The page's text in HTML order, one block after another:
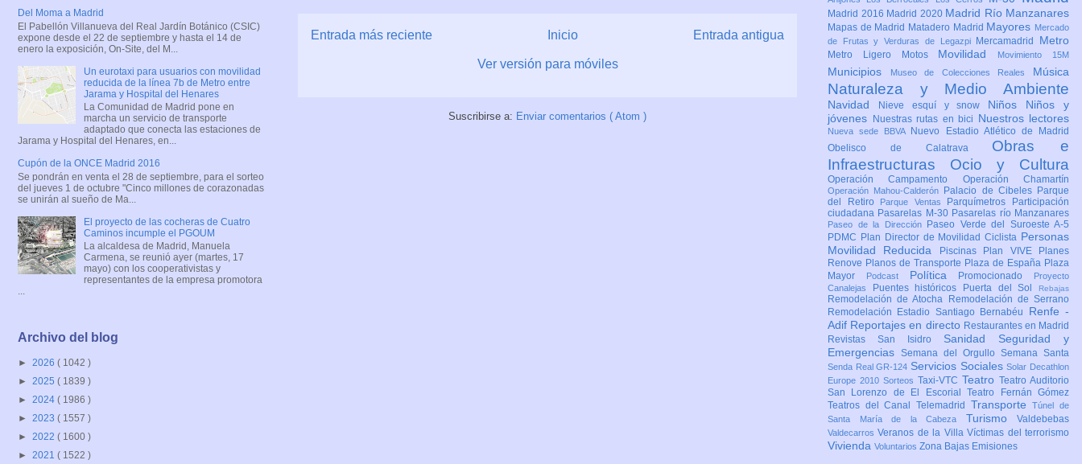
Entrada más reciente Entrada antigua
Inicio
Ver versión para móviles
Suscribirse a: Enviar comentarios ( Atom )
Del Moma a Madrid
El Pabellón Villanueva del Real Jardín Botánico (CSIC)
expone desde el 22 de septiembre y hasta el 14 de
enero la exposición, On-Site, del M...
Un eurotaxi para usuarios con movilidad
reducida de la línea 7b de Metro entre
Jarama y Hospital del Henares
La Comunidad de Madrid pone en
marcha un servicio de transporte
adaptado que conecta las estaciones de
Jarama y Hospital del Henares, en...
Cupón de la ONCE Madrid 2016
Se pondrán en venta el 28 de septiembre, para el sorteo
del jueves 1 de octubre "Cinco millones de corazonadas
se unirán al sueño de Ma...
El proyecto de las cocheras de Cuatro
Caminos incumple el PGOUM
La alcaldesa de Madrid, Manuela
Carmena, se reunió ayer (martes, 17
mayo) con los cooperativistas y
representantes de la empresa promotora
...
Archivo del blog
► 2026 ( 1042 )
► 2025 ( 1839 )
► 2024 ( 1986 )
► 2023 ( 1557 )
► 2022 ( 1600 )
► 2021 ( 1522 )
Madrid 2016 Madrid 2020 Madrid Río Manzanares
Mapas de Madrid Matadero Madrid Mayores Mercado
de Frutas y Verduras de Legazpi
Mercamadrid Metro
Metro Ligero Motos Movilidad Movimiento 15M
Municipios Museo de Colecciones Reales Música
Naturaleza y Medio Ambiente
Navidad Nieve esquí y snow Niños Niños y
jóvenes
Nuestras rutas en bici Nuestros lectores
Nueva sede BBVA
Nuevo Estadio Atlético de Madrid
Obelisco de Calatrava Obras e
Infraestructuras Ocio y Cultura
Operación Campamento Operación Chamartín
Operación Mahou-Calderón Palacio de Cibeles Parque
del Retiro
Parque Ventas Parquímetros
Participación
ciudadana Pasarelas M-30 Pasarelas río Manzanares
Paseo de la Dirección
Paseo Verde del Suroeste A-5
PDMC Plan Director de Movilidad Ciclista Personas
Movilidad Reducida
Piscinas Plan VIVE
Planes
Renove Planos de Transporte Plaza de España Plaza
Mayor
Podcast Política Promocionado
Proyecto
Canalejas
Puentes históricos Puerta del Sol Rebajas
Remodelación de Atocha
Remodelación de Serrano
Remodelación Estadio Santiago Bernabéu Renfe -
Adif Reportajes en directo Restaurantes en Madrid
Revistas San Isidro Sanidad Seguridad y
Emergencias Semana del Orgullo Semana Santa
Senda Real GR-124 Servicios SocialesSolar Decathlon
Europe 2010 Sorteos Taxi-VTC Teatro Teatro Auditorio
San Lorenzo de El EscorialTeatro Fernán Gómez
Teatros del Canal Telemadrid TransporteTúnel de
Santa María de la Cabeza Turismo Valdebebas
ValdecarrosVeranos de la VillaVíctimas del terrorismo
Vivienda Voluntarios Zona Bajas Emisiones